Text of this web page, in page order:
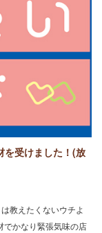
を受けました！(放
教えたくないウチよ
でかなり緊張気味の店